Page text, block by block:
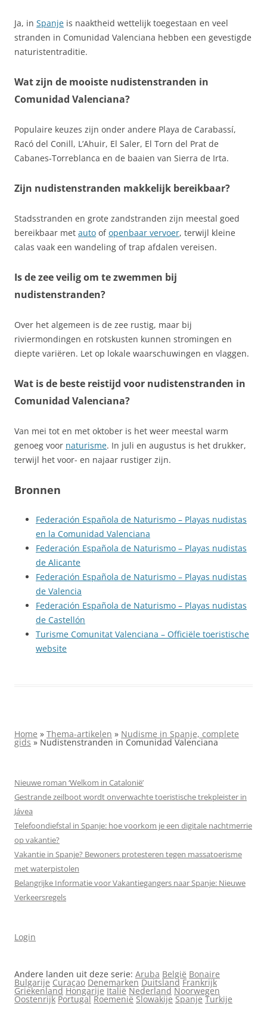
Ja, in Spanje is naaktheid wettelijk toegestaan en veel
stranden in Comunidad Valenciana hebben een gevestigde
naturistentraditie.
Wat zijn de mooiste nudistenstranden in
Comunidad Valenciana?
Populaire keuzes zijn onder andere Playa de Carabassí,
Racó del Conill, L’Ahuir, El Saler, El Torn del Prat de
Cabanes‑Torreblanca en de baaien van Sierra de Irta.
Zijn nudistenstranden makkelijk bereikbaar?
Stadsstranden en grote zandstranden zijn meestal goed
bereikbaar met auto ofopenbaar vervoer, terwijl kleine
calas vaak een wandeling of trap afdalen vereisen.
Is de zee veilig om te zwemmen bij
nudistenstranden?
Over het algemeen is de zee rustig, maar bij
riviermondingen en rotskusten kunnen stromingen en
diepte variëren. Let op lokale waarschuwingen en vlaggen.
Wat is de beste reistijd voor nudistenstranden in
Comunidad Valenciana?
Van mei tot en met oktober is het weer meestal warm
genoeg voor naturisme. In juli en augustus is het drukker,
terwijl het voor- en najaar rustiger zijn.
Bronnen
Federación Española de Naturismo – Playas nudistas
en la Comunidad Valenciana
Federación Española de Naturismo – Playas nudistas
de Alicante
Federación Española de Naturismo – Playas nudistas
de Valencia
Federación Española de Naturismo – Playas nudistas
de Castellón
Turisme Comunitat Valenciana – Officiële toeristische
website
Home » Thema-artikelen » Nudisme in Spanje, complete
gids » Nudistenstranden in Comunidad Valenciana
Nieuwe roman ‘Welkom in Catalonië’
Gestrande zeilboot wordt onverwachte toeristische trekpleister in
Jávea
Telefoondiefstal in Spanje: hoe voorkom je een digitale nachtmerrie
op vakantie?
Vakantie in Spanje? Bewoners protesteren tegen massa­toerisme
met waterpistolen
Belangrijke Informatie voor Vakantiegangers naar Spanje: Nieuwe
Verkeersregels
Login
Andere landen uit deze serie: Aruba België Bonaire
Bulgarije Curaçao Denemarken Duitsland Frankrijk
Griekenland Hongarije Italië Nederland Noorwegen
Oostenrijk Portugal Roemenië Slowakije Spanje Turkije